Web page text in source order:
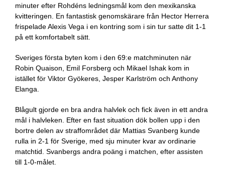
minuter efter Rohdéns ledningsmål kom den mexikanska
kvitteringen. En fantastisk genomskärare från Hector Herrera
frispelade Alexis Vega i en kontring som i sin tur satte dit 1-1
på ett komfortabelt sätt.
Sveriges första byten kom i den 69:e matchminuten när
Robin Quaison, Emil Forsberg och Mikael Ishak kom in
istället för Viktor Gyökeres, Jesper Karlström och Anthony
Elanga.
Blågult gjorde en bra andra halvlek och fick även in ett andra
mål i halvleken. Efter en fast situation dök bollen upp i den
bortre delen av straffområdet där Mattias Svanberg kunde
rulla in 2-1 för Sverige, med sju minuter kvar av ordinarie
matchtid. Svanbergs andra poäng i matchen, efter assisten
till 1-0-målet.